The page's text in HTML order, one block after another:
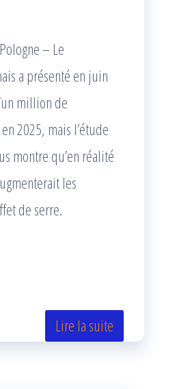
– Le
a présenté en juin
million de
2025, mais l’étude
montre qu’en réalité
les
de serre.
Lire la suite